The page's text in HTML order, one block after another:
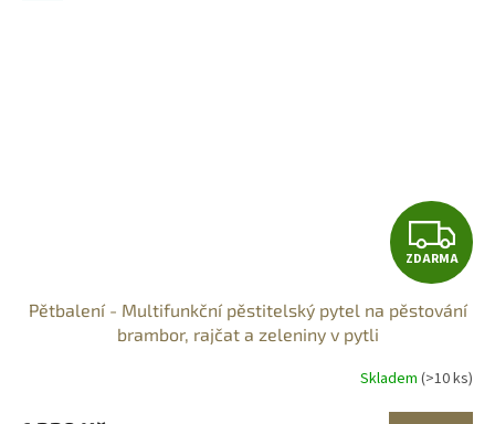
Z
D
A
R
ZDARMA
Pětbalení - Multifunkční pěstitelský pytel na pěstování
brambor, rajčat a zeleniny v pytli
Skladem (>10 ks)